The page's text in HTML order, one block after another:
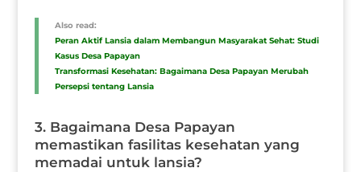
Also read:
Peran Aktif Lansia dalam Membangun Masyarakat Sehat: Studi
Kasus Desa Papayan
Transformasi Kesehatan: Bagaimana Desa Papayan Merubah
Persepsi tentang Lansia
3. Bagaimana Desa Papayan
memastikan fasilitas kesehatan yang
memadai untuk lansia?